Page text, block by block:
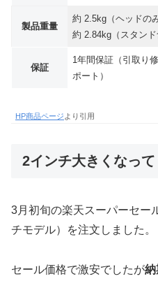
製品重量
約 2.5kg（ヘッドのみ
約 2.84kg（スタンド
保証
1年間保証（引取り
ポート）
HP商品ページ より引用
2インチ大きくなっ
3月初旬の楽天スーパーセー
チモデル）を注文しました。
セール価格で激安でしたが納